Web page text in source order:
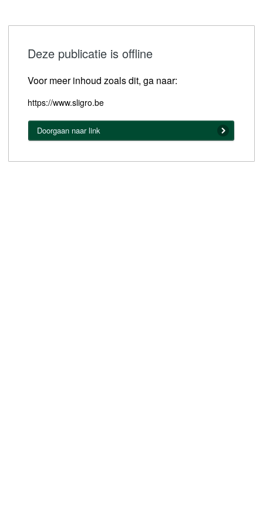
Deze publicatie is offline
Voor meer inhoud zoals dit, ga naar:
https://www.sligro.be
Doorgaan naar link